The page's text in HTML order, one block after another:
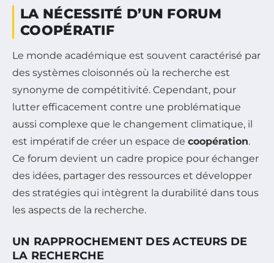
LA NÉCESSITÉ D’UN FORUM
COOPÉRATIF
Le monde académique est souvent caractérisé par
des systèmes cloisonnés où la recherche est
synonyme de compétitivité. Cependant, pour
lutter efficacement contre une problématique
aussi complexe que le changement climatique, il
est impératif de créer un espace de coopération.
Ce forum devient un cadre propice pour échanger
des idées, partager des ressources et développer
des stratégies qui intègrent la durabilité dans tous
les aspects de la recherche.
UN RAPPROCHEMENT DES ACTEURS DE
LA RECHERCHE